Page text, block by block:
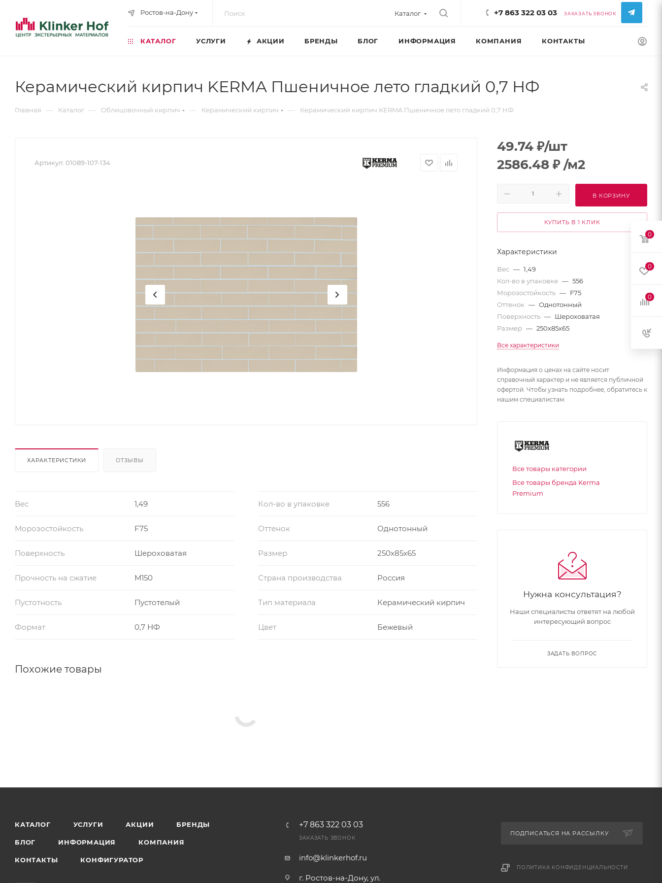
Ростов-на-Дону Каталог +7 863 322 03 03 ЗАКАЗАТЬ ЗВОНОК
КАТАЛОГ УСЛУГИ АКЦИИ БРЕНДЫ БЛОГ ИНФОРМАЦИЯ КОМПАНИЯ КОНТАКТЫ
Керамический кирпич KERMA Пшеничное лето гладкий 0,7 НФ
Главная — Каталог — Облицовочный кирпич — Керамический кирпич — Керамический кирпич KERMA Пшеничное лето гладкий 0,7 НФ
Артикул: 01089-107-134
ХАРАКТЕРИСТИКИ ОТЗЫВЫ
Вес 1,49 Кол-во в упаковке 556
Морозостойкость F75 Оттенок Однотонный
Поверхность Шероховатая Размер 250х85х65
Прочность на сжатие M150 Страна производства Россия
Пустотность Пустотелый Тип материала Керамический кирпич
Формат 0,7 НФ Цвет Бежевый
Похожие товары
49.74 ₽/шт
2586.48 ₽ /м2
В КОРЗИНУ
КУПИТЬ В 1 КЛИК
Характеристики
Вес — 1,49
Кол-во в упаковке — 556
Морозостойкость — F75
Оттенок — Однотонный
Поверхность — Шероховатая
Размер — 250х85х65
Все характеристики
Информация о ценах на сайте носит
справочный характер и не является публичной
офертой. Чтобы узнать подробнее, обратитесь к
нашим специалистам.
Все товары категории
Все товары бренда Kerma
Premium
Нужна консультация?
Наши специалисты ответят на любой
интересующий вопрос
ЗАДАТЬ ВОПРОС
КАТАЛОГ УСЛУГИ АКЦИИ БРЕНДЫ
БЛОГ ИНФОРМАЦИЯ КОМПАНИЯ
КОНТАКТЫ КОНФИГУРАТОР
+7 863 322 03 03
ЗАКАЗАТЬ ЗВОНОК
info@klinkerhof.ru
г. Ростов-на-Дону, ул.
ПОДПИСАТЬСЯ НА РАССЫЛКУ
ПОЛИТИКА КОНФИДЕНЦИАЛЬНОСТИ
0
0
0